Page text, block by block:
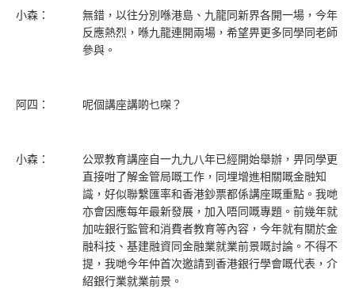
小森：
無錯，以往分別喺港島、九龍同新界各開一場，今年
反應熱烈，喺九龍連開兩場，希望畀更多同學同老師
參與。
阿四： 呢個講座講啲乜㗎？
小森：
公眾教育講座自一九九八年已經開始舉辦，畀同學更
直接咁了解金管局嘅工作，同埋增進相關嘅金融知
識，好似聯繫匯率和香港鈔票都係講座嘅重點。我哋
亦會因應每年最新發展，加入唔同嘅專題。前幾年就
加咗銀行監管和消費者教育等內容，今年就有關於金
融科技、基建融資同金融業就業前景嘅討論。不得不
提，我哋今年仲首次邀請到香港銀行學會嘅代表，介
紹銀行業就業前景。